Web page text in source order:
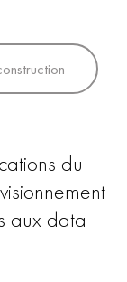
du
aux data